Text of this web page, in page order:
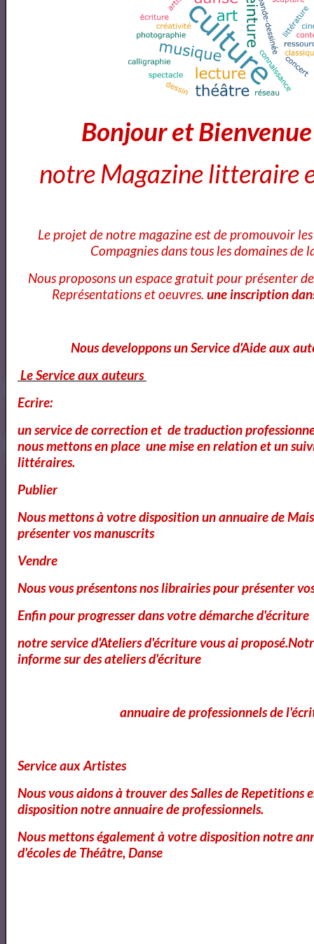
Le Flash info du 26 mai 2021
Résumé des Misérables de Victor Hugo
LES MISÉRABLES AUDIO BOOK - FR - T1P1
livre audio français + texte intégrale -
Victor HUGO - Les Misérables | Livre AUDIO
Bonjour et
notre Magazine litteraire
Le projet de notre magazine est de promouvoir
Compagnies dans tous les domaines de
Nous proposons un espace gratuit pour présenter
Représentations et oeuvres. une inscription
Nous developpons un Service d'Aide aux
Le Service aux auteurs
Ecrire:
un service de correction et de traduction
nous mettons en place une mise en relation et un
littéraires.
Publier
Nous mettons à votre disposition un annuaire de
présenter vos manuscrits
Vendre
Nous vous présentons nos librairies pour présenter
Enfin pour progresser dans votre démarche d'écriture
notre service d'Ateliers d'écriture vous ai
informe sur des ateliers d'écriture
annuaire de professionnels de
Service aux Artistes
Nous vous aidons à trouver des Salles de Repetitions
disposition notre annuaire de professionnels.
Nous mettons également à votre disposition notre
d'écoles de Théâtre, Danse